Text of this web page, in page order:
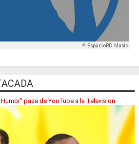
pasa de YouTube a la Television